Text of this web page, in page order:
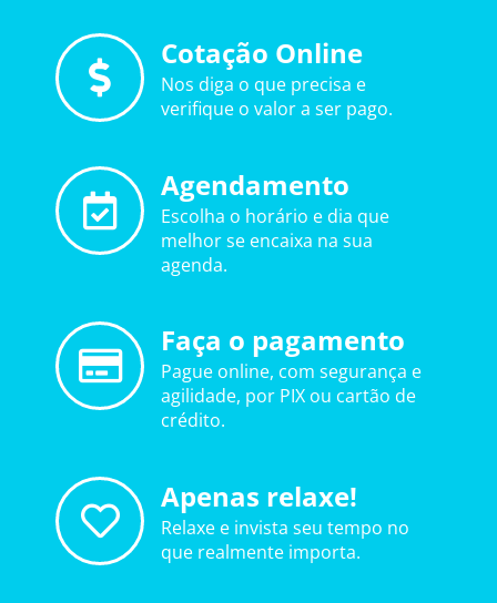
Cotação Online
Nos diga o que precisa e
verifique o valor a ser pago.
Agendamento
Escolha o horário e dia que
melhor se encaixa na sua
agenda.
Faça o pagamento
Pague online, com segurança e
agilidade, por PIX ou cartão de
crédito.
Apenas relaxe!
Relaxe e invista seu tempo no
que realmente importa.